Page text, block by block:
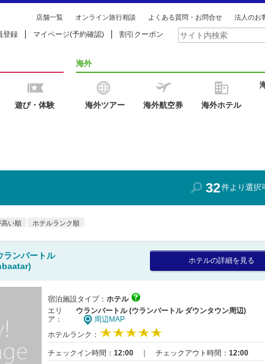
店舗一覧 オンライン旅行相談 よくある質問・お問合せ 法人のお
登録 マイページ(予約確認) 割引クーポン
遊び・体験
海外
海外ツアー 海外航空券 海外ホテル
32件より選択
い順 ホテルランク順
ランバートル
ホテルの詳細を見る
宿泊施設タイプ： ホテル
エリ
ア：
ウランバートル (ウランバートル ダウンタウン周辺)
周辺MAP
ホテルランク：
チェックイン時間： 12:00 チェックアウト時間： 12:00